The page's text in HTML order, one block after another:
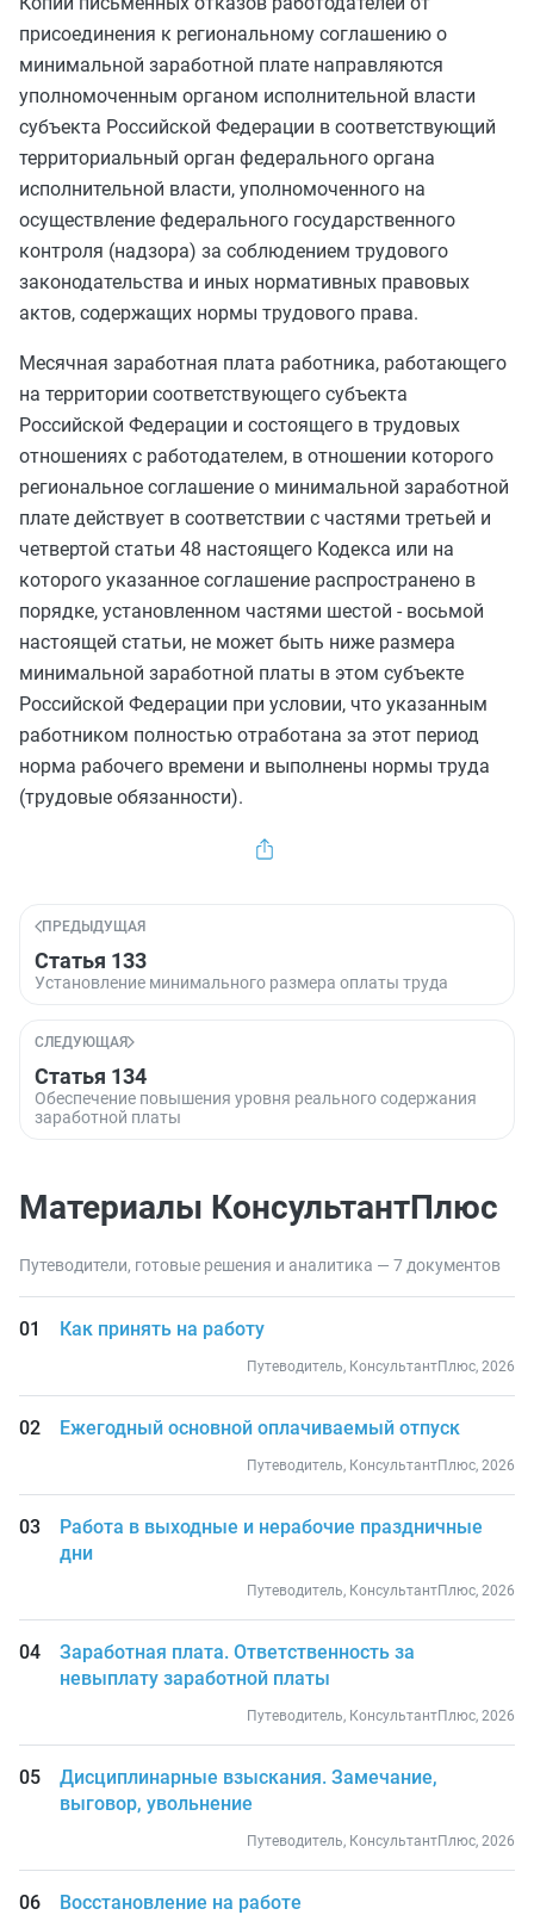
присоединения к региональному соглашению о
минимальной заработной плате направляются
уполномоченным органом исполнительной власти
субъекта Российской Федерации в соответствующий
территориальный орган федерального органа
исполнительной власти, уполномоченного на
осуществление федерального государственного
контроля (надзора) за соблюдением трудового
законодательства и иных нормативных правовых
актов, содержащих нормы трудового права.
Месячная заработная плата работника, работающего
на территории соответствующего субъекта
Российской Федерации и состоящего в трудовых
отношениях с работодателем, в отношении которого
региональное соглашение о минимальной заработной
плате действует в соответствии с частями третьей и
четвертой статьи 48 настоящего Кодекса или на
которого указанное соглашение распространено в
порядке, установленном частями шестой - восьмой
настоящей статьи, не может быть ниже размера
минимальной заработной платы в этом субъекте
Российской Федерации при условии, что указанным
работником полностью отработана за этот период
норма рабочего времени и выполнены нормы труда
(трудовые обязанности).
ПРЕДЫДУЩАЯ
Статья 133
Установление минимального размера оплаты труда
СЛЕДУЮЩАЯ
Статья 134
Обеспечение повышения уровня реального содержания
заработной платы
Материалы КонсультантПлюс
Путеводители, готовые решения и аналитика — 7 документов
Как принять на работу
Путеводитель, КонсультантПлюс, 2026
Ежегодный основной оплачиваемый отпуск
Путеводитель, КонсультантПлюс, 2026
Работа в выходные и нерабочие праздничные
дни
Путеводитель, КонсультантПлюс, 2026
Заработная плата. Ответственность за
невыплату заработной платы
Путеводитель, КонсультантПлюс, 2026
Дисциплинарные взыскания. Замечание,
выговор, увольнение
Путеводитель, КонсультантПлюс, 2026
Восстановление на работе